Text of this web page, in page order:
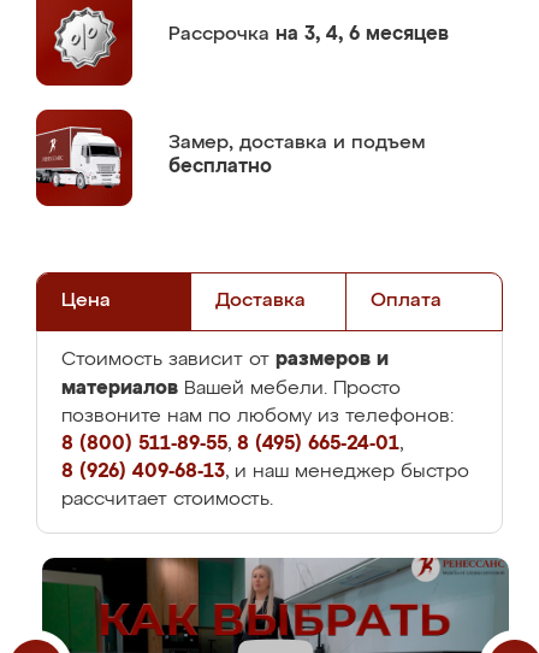
Рассрочка на 3, 4, 6 месяцев
Замер, доставка и подъем
бесплатно
Цена Доставка Оплата
Стоимость зависит от размеров и
материалов Вашей мебели. Просто
позвоните нам по любому из телефонов:
8 (800) 511-89-55, 8 (495) 665-24-01,
8 (926) 409-68-13, и наш менеджер быстро
рассчитает стоимость.